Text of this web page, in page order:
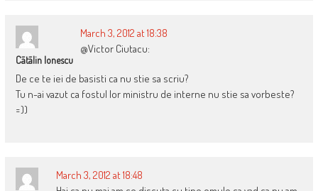
Cãtãlin Ionescu
March 3, 2012 at 18:38
@Victor Ciutacu:
De ce te iei de basisti ca nu stie sa scriu?
Tu n-ai vazut ca fostul lor ministru de interne nu stie sa vorbeste?
=))
March 3, 2012 at 18:48